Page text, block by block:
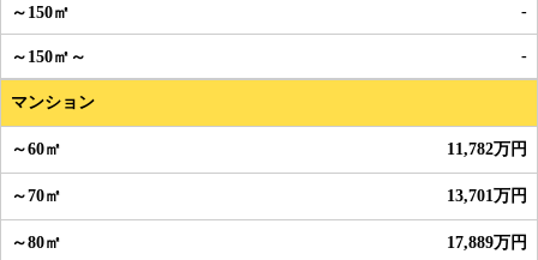
-
-
マンション
11,782万円
13,701万円
17,889万円